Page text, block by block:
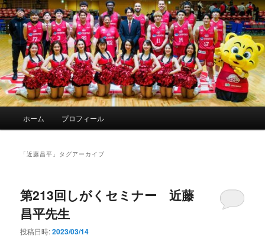
ホーム プロフィール
「近藤昌平 」タグアーカイブ
第213回しがくセミナー 近藤
昌平先生
投稿日時:2023/03/14